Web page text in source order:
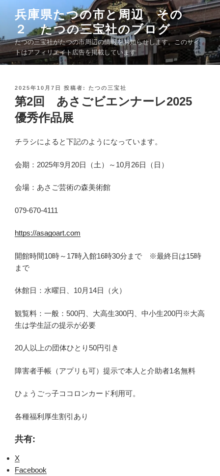
ン
ツ
へ
兵庫県たつの市と周辺 その
２ たつの三宝社のブログ
たつの三宝社がたつの市周辺の情報をお知らせします。このサイ
トはアフィリエイト広告を掲載しています
投
稿
日
:
2025年10月7日 投稿者: たつの三宝社
第2回 あさごビエンナーレ2025
優秀作品展
チラシによると下記のようになっています。
会期：2025年9月20日（土）～10月26日（日）
会場：あさご芸術の森美術館
079-670-4111
https://asagoart.com
開館時間10時～17時入館16時30分まで ※最終日は15時
まで
休館日：水曜日、10月14日（火）
観覧料：一般：500円、大高生300円、中小生200円※大高
生は学生証の提示が必要
20人以上の団体ひとり50円引き
障害者手帳（アプリも可）提示で本人と介助者1名無料
ひょうごっ子ココロンカード利用可。
各種福利厚生割引あり
共有:
X
Facebook